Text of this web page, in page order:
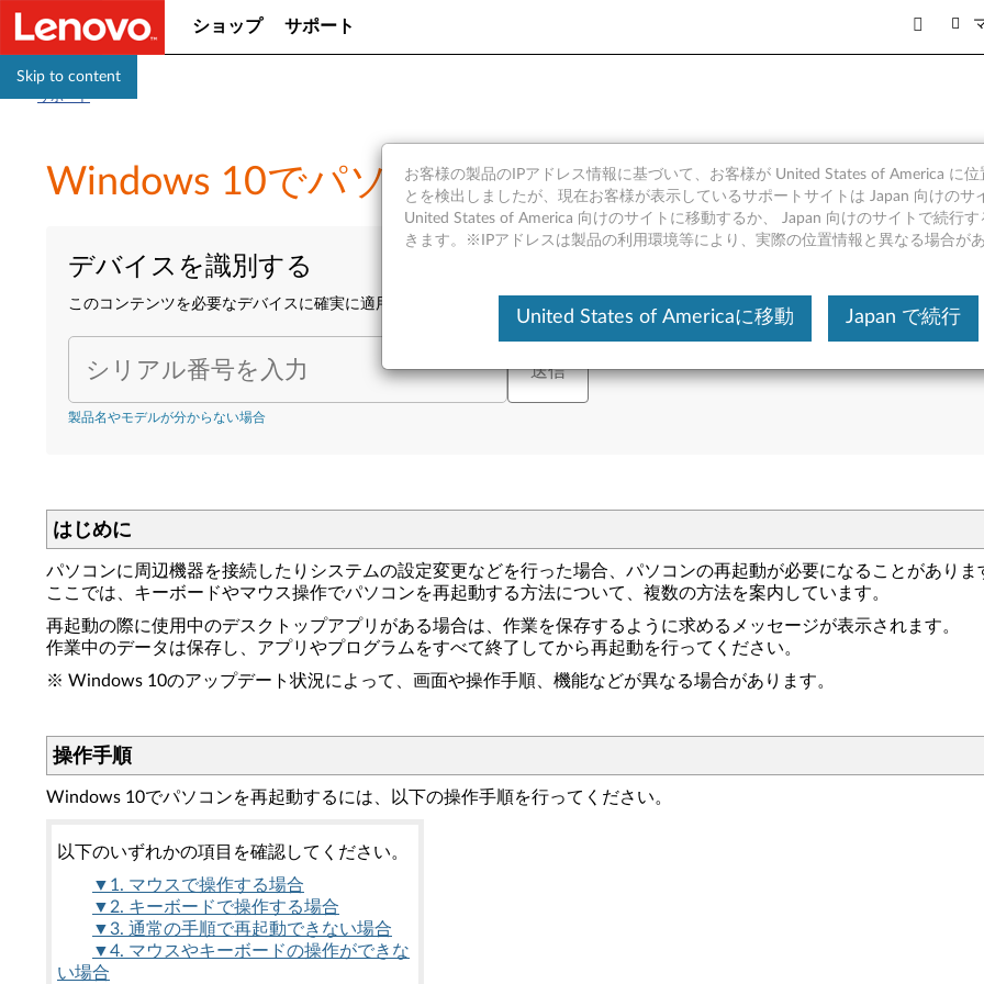
Skip to content
ショップ サポート
サポート
Windows 10でパソコンを再起動する方法
デバイスを識別する
このコンテンツを必要なデバイスに確実に適用するために、シリアル番号の入力、または製品を選択してください。 製品を
シリアル番号を入力 送信
製品名やモデルが分からない場合
はじめに
パソコンに周辺機器を接続したりシステムの設定変更などを行った場合、パソコンの再起動が必要になることがありま
ここでは、キーボードやマウス操作でパソコンを再起動する方法について、複数の方法を案内しています。
再起動の際に使用中のデスクトップアプリがある場合は、作業を保存するように求めるメッセージが表示されます。
作業中のデータは保存し、アプリやプログラムをすべて終了してから再起動を行ってください。
※ Windows 10のアップデート状況によって、画面や操作手順、機能などが異なる場合があります。
操作手順
Windows 10でパソコンを再起動するには、以下の操作手順を行ってください。
以下のいずれかの項目を確認してください。
▼1. マウスで操作する場合
▼2. キーボードで操作する場合
▼3. 通常の手順で再起動できない場合
▼4. マウスやキーボードの操作ができな
い場合
お客様の製品のIPアドレス情報に基づいて、お客様が United States of America に
とを検出しましたが、現在お客様が表示しているサポートサイトは Japan 向けのサ
United States of America 向けのサイトに移動するか、 Japan 向けのサイトで続行
きます。※IPアドレスは製品の利用環境等により、実際の位置情報と異なる場合が
United States of Americaに移動 Japan で続行